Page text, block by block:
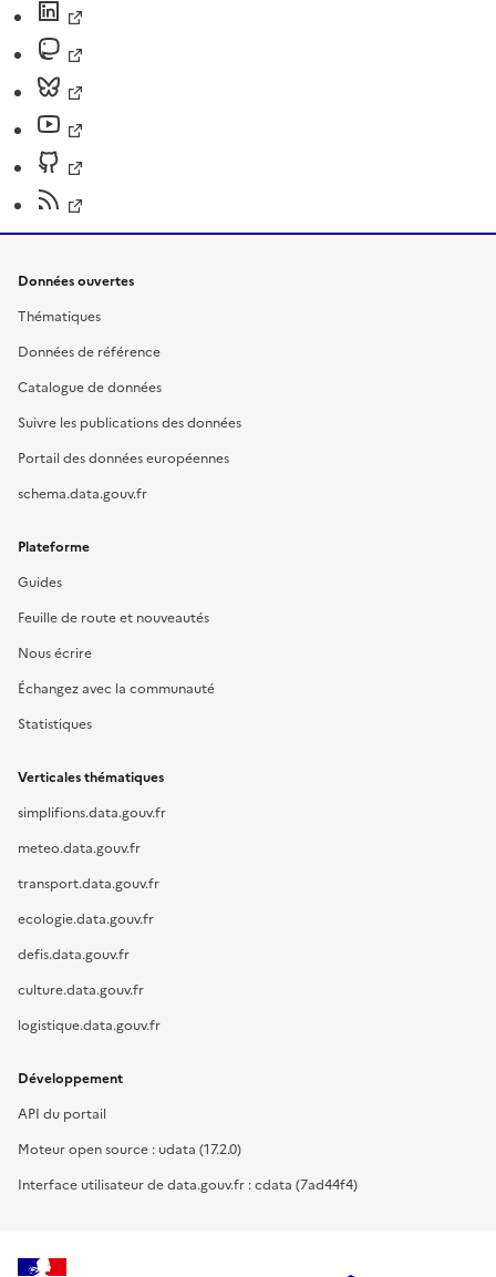
Données ouvertes
Thématiques
Données de référence
Catalogue de données
Suivre les publications des données
Portail des données européennes
schema.data.gouv.fr
Plateforme
Guides
Feuille de route et nouveautés
Nous écrire
Échangez avec la communauté
Statistiques
Verticales thématiques
simplifions.data.gouv.fr
meteo.data.gouv.fr
transport.data.gouv.fr
ecologie.data.gouv.fr
defis.data.gouv.fr
culture.data.gouv.fr
logistique.data.gouv.fr
Développement
API du portail
Moteur open source : udata (17.2.0)
Interface utilisateur de data.gouv.fr : cdata (7ad44f4)